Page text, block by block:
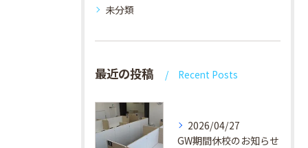
未分類
最近の投稿 Recent Posts
2026/04/27
GW期間休校のお知らせ